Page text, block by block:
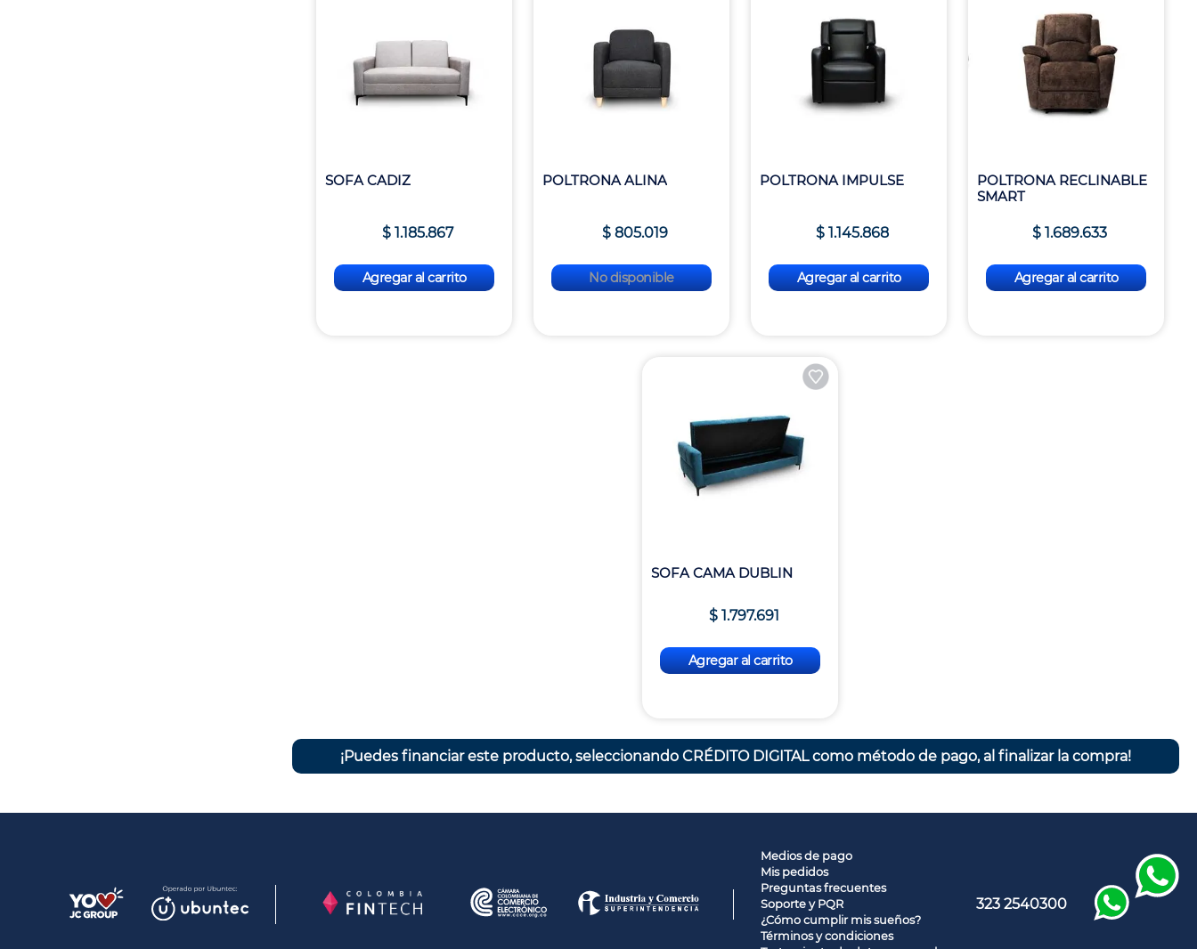
SOFA CADIZ
$ 1.185.867
Agregar al carrito
POLTRONA ALINA
$ 805.019
No disponible
POLTRONA IMPULSE
$ 1.145.868
Agregar al carrito
POLTRONA RECLINABLE
SMART
$ 1.689.633
Agregar al carrito
SOFA CAMA DUBLIN
$ 1.797.691
Agregar al carrito
¡Puedes financiar este producto, seleccionando CRÉDITO DIGITAL como método de pago, al finalizar la compra!
Medios de pago
Mis pedidos
Preguntas frecuentes
Soporte y PQR
¿Cómo cumplir mis sueños?
Términos y condiciones
323 2540300